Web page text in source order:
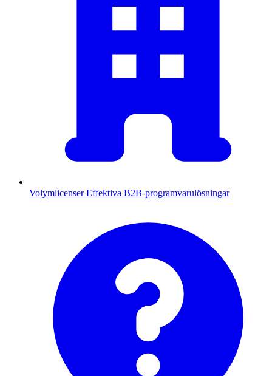
Volymlicenser Effektiva B2B-programvarulösningar